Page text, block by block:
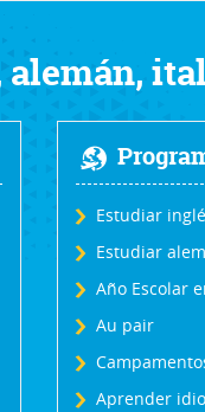
Estudiar
Estudiar
Año Escolar
Au pair
Aprender